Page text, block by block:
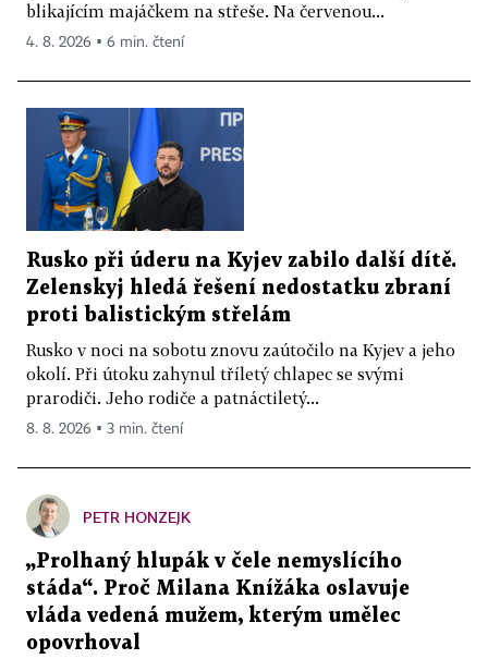
blikajícím majáčkem na střeše. Na červenou...
4. 8. 2026 ▪ 6 min. čtení
Rusko při úderu na Kyjev zabilo další dítě.
Zelenskyj hledá řešení nedostatku zbraní
proti balistickým střelám
Rusko v noci na sobotu znovu zaútočilo na Kyjev a jeho
okolí. Při útoku zahynul tříletý chlapec se svými
prarodiči. Jeho rodiče a patnáctiletý...
8. 8. 2026 ▪ 3 min. čtení
PETR HONZEJK
„Prolhaný hlupák v čele nemyslícího
stáda“. Proč Milana Knížáka oslavuje
vláda vedená mužem, kterým umělec
opovrhoval